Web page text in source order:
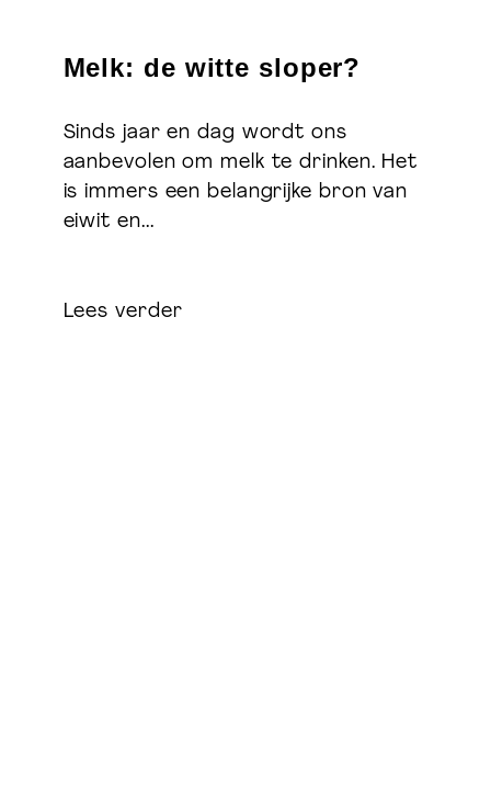
Melk: de witte sloper?
Sinds jaar en dag wordt ons
aanbevolen om melk te drinken. Het
is immers een belangrijke bron van
eiwit en...
Lees verder